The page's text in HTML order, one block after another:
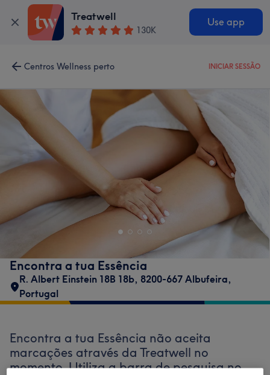
Treatwell
130K
Use app
Centros Wellness perto INICIAR SESSÃO
Encontra a tua Essência
R. Albert Einstein 18B 18b, 8200-667 Albufeira,
Portugal
Encontra a tua Essência não aceita
marcações através da Treatwell no
momento. Utiliza a barra de pesquisa no